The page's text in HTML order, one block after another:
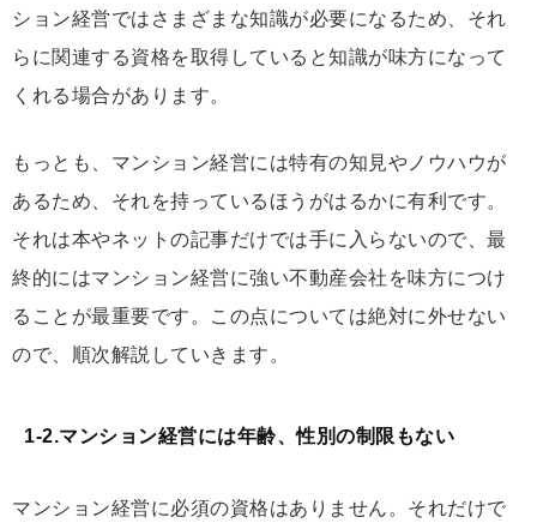
ション経営ではさまざまな知識が必要になるため、それ
らに関連する資格を取得していると知識が味方になって
くれる場合があります。
もっとも、マンション経営には特有の知見やノウハウが
あるため、それを持っているほうがはるかに有利です。
それは本やネットの記事だけでは手に入らないので、最
終的にはマンション経営に強い不動産会社を味方につけ
ることが最重要です。この点については絶対に外せない
ので、順次解説していきます。
1-2.マンション経営には年齢、性別の制限もない
マンション経営に必須の資格はありません。それだけで